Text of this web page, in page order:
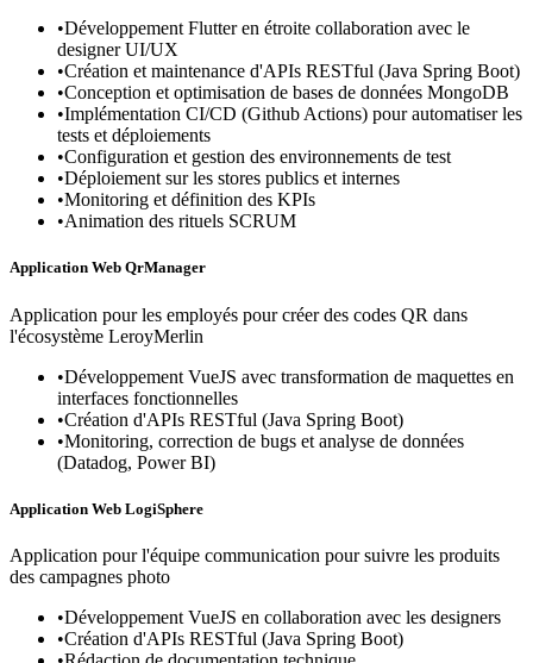
•Développement Flutter en étroite collaboration avec le
designer UI/UX
•Création et maintenance d'APIs RESTful (Java Spring Boot)
•Conception et optimisation de bases de données MongoDB
•Implémentation CI/CD (Github Actions) pour automatiser les
tests et déploiements
•Configuration et gestion des environnements de test
•Déploiement sur les stores publics et internes
•Monitoring et définition des KPIs
•Animation des rituels SCRUM
Application Web QrManager
Application pour les employés pour créer des codes QR dans
l'écosystème LeroyMerlin
•Développement VueJS avec transformation de maquettes en
interfaces fonctionnelles
•Création d'APIs RESTful (Java Spring Boot)
•Monitoring, correction de bugs et analyse de données
(Datadog, Power BI)
Application Web LogiSphere
Application pour l'équipe communication pour suivre les produits
des campagnes photo
•Développement VueJS en collaboration avec les designers
•Création d'APIs RESTful (Java Spring Boot)